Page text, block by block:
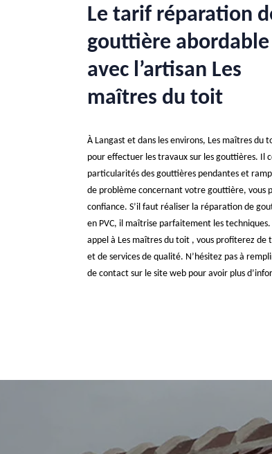
Le tarif réparation
gouttière abordable
avec l’artisan Les
maîtres du toit
À Langast et dans les environs, Les maîtres du
pour effectuer les travaux sur les gouttières. Il
particularités des gouttières pendantes et
de problème concernant votre gouttière, vous
confiance. S’il faut réaliser la réparation de
en PVC, il maîtrise parfaitement les techniques.
appel à Les maîtres du toit , vous profiterez de
et de services de qualité. N’hésitez pas à
de contact sur le site web pour avoir plus